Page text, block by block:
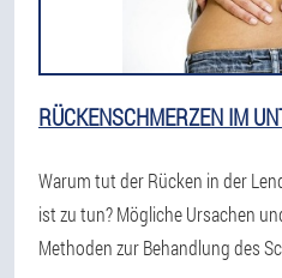
RÜCKENSCHMERZEN IM
Warum tut der Rücken in der
ist zu tun? Mögliche Ursachen
Methoden zur Behandlung des